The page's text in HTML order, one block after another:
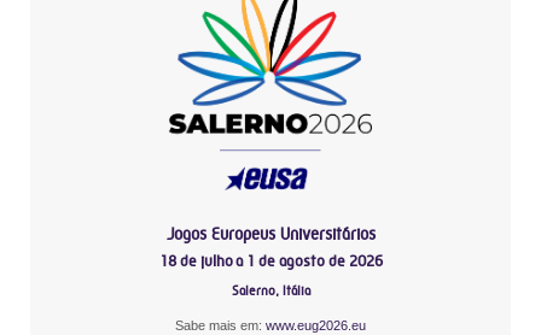
Jogos Europeus Universitários
18 de julho a 1 de agosto de 2026
Salerno, Itália
Sabe mais em: www.eug2026.eu